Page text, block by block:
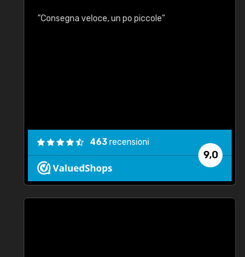
"Consegna veloce, un po piccole"
9,0
463recensioni